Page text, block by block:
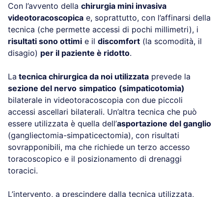
Con l’avvento della chirurgia mini invasiva
videotoracoscopica e, soprattutto, con l’affinarsi della
tecnica (che permette accessi di pochi millimetri), i
risultati sono ottimi e il discomfort (la scomodità, il
disagio) per il paziente è ridotto.
La tecnica chirurgica da noi utilizzata prevede la
sezione del nervo simpatico (simpaticotomia)
bilaterale in videotoracoscopia con due piccoli
accessi ascellari bilaterali. Un’altra tecnica che può
essere utilizzata è quella dell’asportazione del ganglio
(gangliectomia-simpaticectomia), con risultati
sovrapponibili, ma che richiede un terzo accesso
toracoscopico e il posizionamento di drenaggi
toracici.
L’intervento, a prescindere dalla tecnica utilizzata,